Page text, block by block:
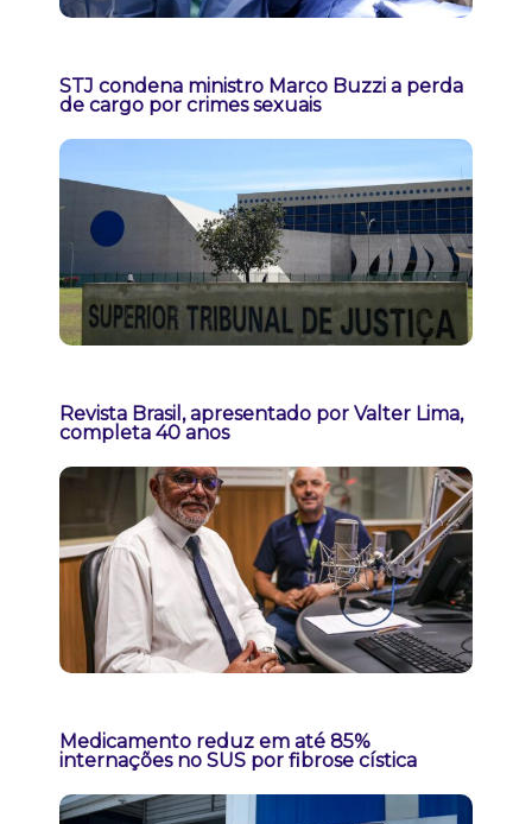
STJ condena ministro Marco Buzzi a perda
de cargo por crimes sexuais
Revista Brasil, apresentado por Valter Lima,
completa 40 anos
Medicamento reduz em até 85%
internações no SUS por fibrose cística